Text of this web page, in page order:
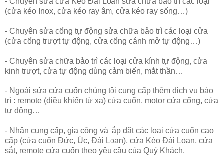
(cửa kéo Inox, cửa kéo ray âm, cửa kéo ray sống…)
- Chuyên sửa cổng tự động sửa chữa bảo trì các loại cửa
(cửa cổng trượt tự động, cửa cổng cánh mở tự động…)
- Chuyên sửa chữa bảo trì các loại cửa kính tự động, cửa
kinh trượt, cửa tự động dùng cảm biến, mắt thần…
- Ngoài sửa cửa cuốn chúng tôi cung cấp thêm dich vụ bảo
trì : remote (điều khiển từ xa) cửa cuốn, motor cửa cổng, cửa
tự động…
- Nhận cung cấp, gia công và lắp đặt các loại cửa cuốn cao
cấp (cửa cuốn Đức, Úc, Đài Loan), cửa Kéo Đài Loan, cửa
sắt, remote cửa cuốn theo yêu cầu của Quý Khách.